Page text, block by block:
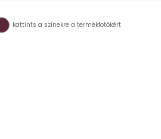
kattints a színekre a termékfotókért